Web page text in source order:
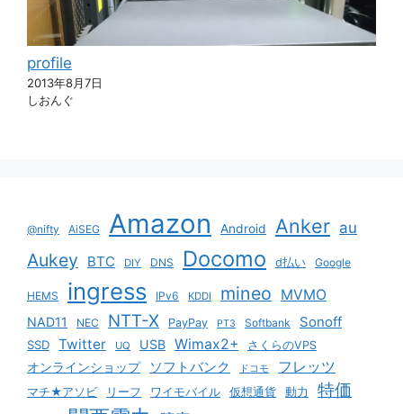
profile
2013年8月7日
しおんぐ
@nifty AiSEG Amazon Android Anker au
Aukey BTC DIY DNS Docomo d払い Google
HEMS ingress IPv6 KDDI mineo MVMO
NAD11 NEC NTT-X PayPay PT3 Softbank Sonoff
SSD Twitter UQ USB Wimax2+ さくらのVPS
オンラインショップ ソフトバンク ドコモ フレッツ
マチ★アソビ リーフ ワイモバイル 仮想通貨 動力 特価